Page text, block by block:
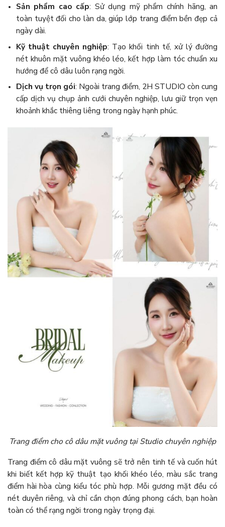
Sản phẩm cao cấp: Sử dụng mỹ phẩm chính hãng, an
toàn tuyệt đối cho làn da, giúp lớp trang điểm bền đẹp cả
ngày dài.
Kỹ thuật chuyên nghiệp: Tạo khối tinh tế, xử lý đường
nét khuôn mặt vuông khéo léo, kết hợp làm tóc chuẩn xu
hướng để cô dâu luôn rạng ngời.
Dịch vụ trọn gói: Ngoài trang điểm, 2H STUDIO còn cung
cấp dịch vụ chụp ảnh cưới chuyên nghiệp, lưu giữ trọn vẹn
khoảnh khắc thiêng liêng trong ngày hạnh phúc.
Trang điểm cho cô dâu mặt vuông tại Studio chuyên nghiệp
Trang điểm cô dâu mặt vuông sẽ trở nên tinh tế và cuốn hút
khi biết kết hợp kỹ thuật tạo khối khéo léo, màu sắc trang
điểm hài hòa cùng kiểu tóc phù hợp. Mỗi gương mặt đều có
nét duyên riêng, và chỉ cần chọn đúng phong cách, bạn hoàn
toàn có thể rạng ngời trong ngày trọng đại.